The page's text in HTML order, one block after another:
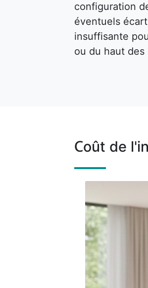
configuration
éventuels
insuffisante
ou du haut
Coût de